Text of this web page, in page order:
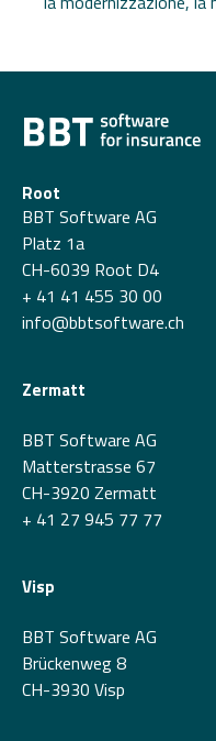
Root
BBT Software AG
Platz 1a
CH-6039 Root D4
+ 41 41 455 30 00
info@bbtsoftware.ch
Zermatt
BBT Software AG
Matterstrasse 67
CH-3920 Zermatt
+ 41 27 945 77 77
Visp
BBT Software AG
Brückenweg 8
CH-3930 Visp